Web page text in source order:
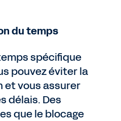
du temps
spécifique
pouvez éviter la
vous assurer
délais. Des
que le blocage